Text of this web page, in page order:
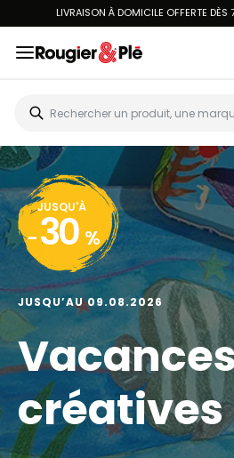
LIVRAISON À DOMICILE OFFERTE
JUSQU'À
- 30 %
JUSQU’AU 09.08.2026
créatives